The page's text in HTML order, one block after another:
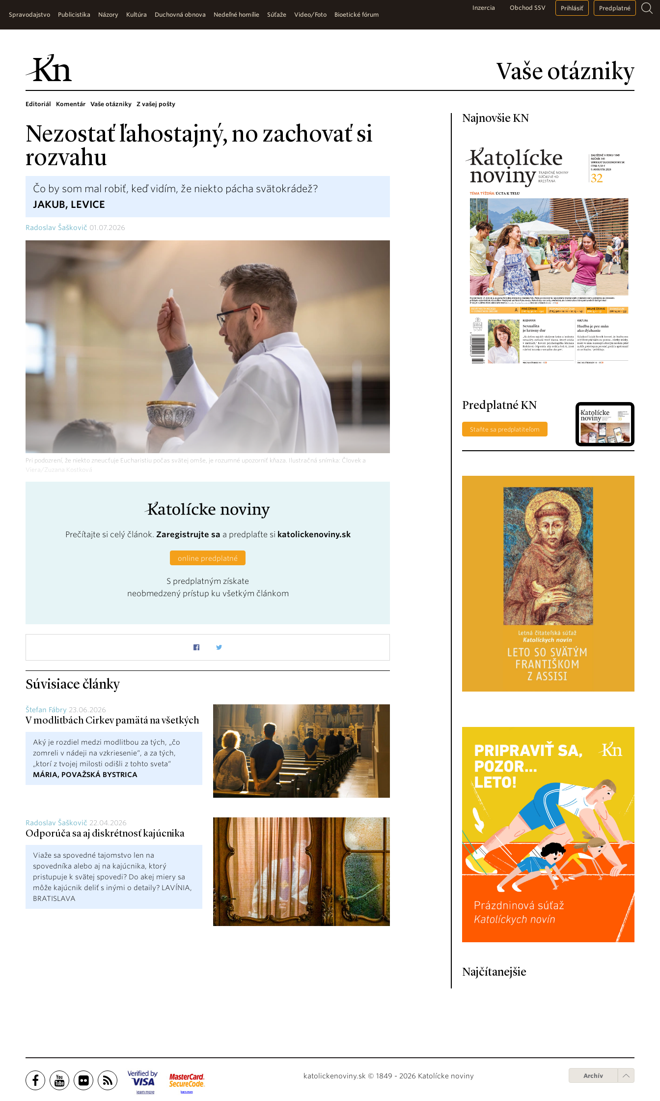
Vaše otázniky
Spravodajstvo Publicistika Názory Kultúra Duchovná obnova Nedeľné homílie Súťaže Video/Foto Bioetické fórum
Inzercia Obchod SSV Prihlásiť Predplatné
Editoriál Komentár Vaše otázniky Z vašej pošty
Nezostať ľahostajný, no zachovať si
rozvahu
Čo by som mal robiť, keď vidím, že niekto pácha svätokrádež?
JAKUB, LEVICE
Radoslav Šaškovič 01.07.2026
Pri podozrení, že niekto zneucťuje Eucharistiu počas svätej omše, je rozumné upozorniť kňaza. Ilustračná snímka: Človek a
Viera/Zuzana Kostková
Prečítajte si celý článok. Zaregistrujte sa a predplaťte si katolickenoviny.sk
online predplatné
S predplatným získate
neobmedzený prístup ku všetkým článkom
Súvisiace články
Štefan Fábry 23.06.2026
V modlitbách Cirkev pamätá na všetkých
Aký je rozdiel medzi modlitbou za tých, „čo
zomreli v nádeji na vzkriesenie“, a za tých,
„ktorí z tvojej milosti odišli z tohto sveta“
MÁRIA, POVAŽSKÁ BYSTRICA
Radoslav Šaškovič 22.04.2026
Odporúča sa aj diskrétnosť kajúcnika
Viaže sa spovedné tajomstvo len na
spovedníka alebo aj na kajúcnika, ktorý
pristupuje k svätej spovedi? Do akej miery sa
môže kajúcnik deliť s inými o detaily? LAVÍNIA,
BRATISLAVA
Najnovšie KN
Predplatné KN
Staňte sa predplatiteľom
Najčítanejšie
katolickenoviny.sk © 1849 - 2026 Katolícke noviny Archív